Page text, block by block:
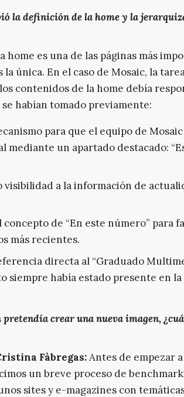
la definición de la home y la
home es una de las páginas más
la única. En el caso de Mosaic, la
contenidos de la home debía
habían tomado previamente:
para que el equipo de
mediante un apartado destacado:
visibilidad a la información de
de “En este número” para
más recientes.
directa al “Graduado
siempre había estado presente en la
crear una nueva imagen,
Fàbregas:Antes de empezar
un breve proceso de
sites y e-magazines con